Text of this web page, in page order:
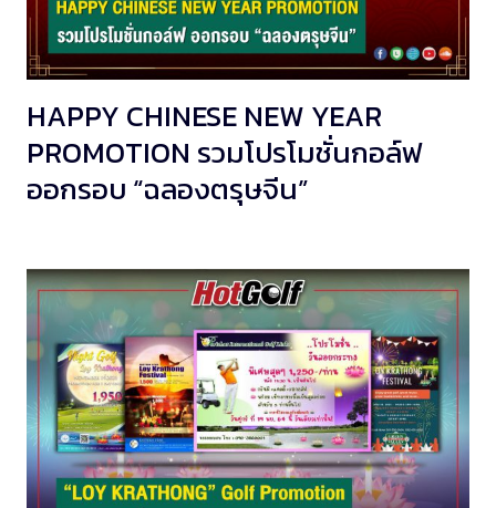
HAPPY CHINESE NEW YEAR
PROMOTION รวมโปรโมชั่นกอล์ฟ
ออกรอบ “ฉลองตรุษจีน”